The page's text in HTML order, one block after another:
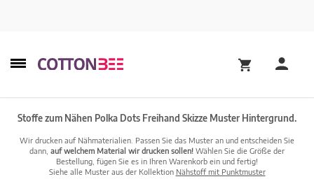
Stoffe zum Nähen Polka Dots Freihand Skizze Muster Hintergrund.
Wir drucken auf Nähmaterialien. Passen Sie das Muster an und entscheiden Sie
dann, auf welchem Material wir drucken sollen! Wählen Sie die Größe der
Bestellung, fügen Sie es in Ihren Warenkorb ein und fertig!
Siehe alle Muster aus der Kollektion Nähstoff mit Punktmuster